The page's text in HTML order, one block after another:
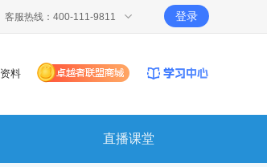
客服热线：400-111-9811 登录
资料
直播课堂